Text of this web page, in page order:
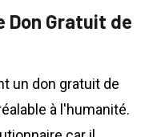
Don Gratuit de
un don gratuit de
à l'humanité.